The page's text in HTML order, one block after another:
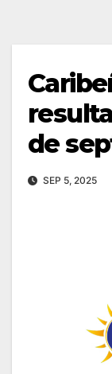
de
SEP 5, 2025